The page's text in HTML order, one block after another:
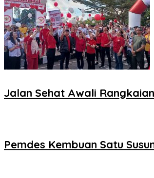
Jalan Sehat Awali
Pemdes Kembuan Satu